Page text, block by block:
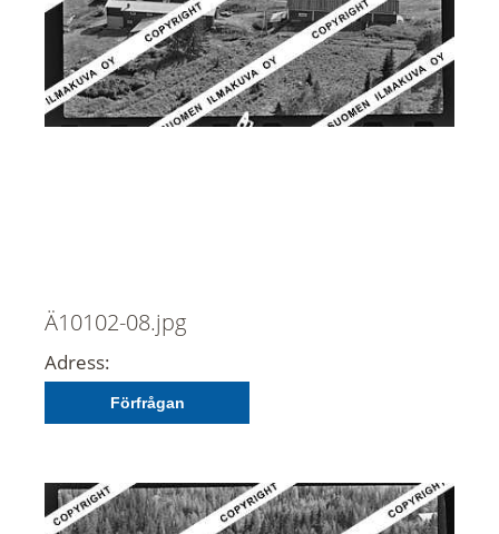
Ä10102-08.jpg
Adress:
Förfrågan